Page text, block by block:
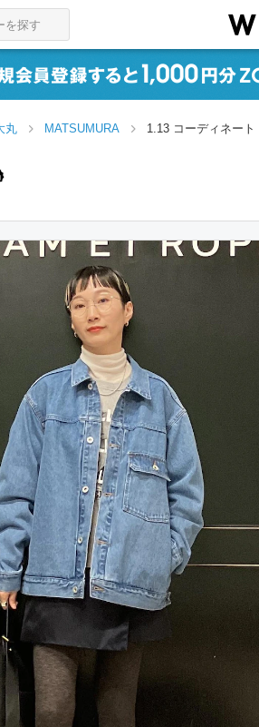
を探す
丸 MATSUMURA 1.13 コーディネート